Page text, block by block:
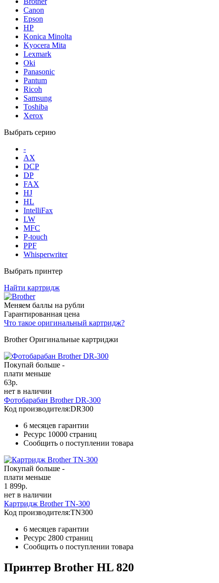
Canon
Epson
HP
Konica Minolta
Kyocera Mita
Lexmark
Oki
Panasonic
Pantum
Ricoh
Samsung
Toshiba
Xerox
Выбрать серию
-
AX
DCP
DP
FAX
HJ
HL
IntelliFax
LW
MFC
P-touch
PPF
Whisperwriter
Выбрать принтер
Найти картридж
Меняем баллы на рубли
Гарантированная цена
Что такое оригинальный картридж?
Brother Оригинальные картриджи
Покупай больше -
плати меньше
63р.
нет в наличии
Фотобарабан Brother DR-300
Код производителя:DR300
6 месяцев гарантии
Ресурс 10000 страниц
Сообщить о поступлении товара
Покупай больше -
плати меньше
1 899р.
нет в наличии
Картридж Brother TN-300
Код производителя:TN300
6 месяцев гарантии
Ресурс 2800 страниц
Сообщить о поступлении товара
Принтер Brother HL 820